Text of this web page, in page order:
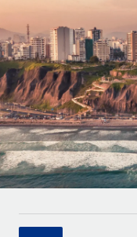
PEO
外包复杂雇佣任务
基础设施
Remote
将人力资源无缝融
团队的内置核心人
成长阶段
初创企业
为成长型企业量身
中型市场
通过定制化人力资
企业
探索全球合同工的
通过 REMOTE 学习
研究与指引
案例研究
人力资源术语表
核对表和模板
Nederlands
Français
Deutsch
Español
Italiano
Português (Portugal)